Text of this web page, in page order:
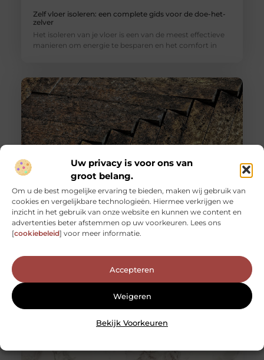
Uw privacy is voor ons van
groot belang.
Om u de best mogelijke ervaring te bieden, maken wij gebruik van
cookies en vergelijkbare technologieën. Hiermee verkrijgen we
inzicht in het gebruik van onze website en kunnen we content en
advertenties beter afstemmen op uw voorkeuren. Lees ons
[cookiebeleid] voor meer informatie.
Accepteren
Weigeren
Bekijk Voorkeuren
Zelf vloer isoleren: een complete gids voor de doe-het-
zelver
Het isoleren van je vloer is een van de meest effectieve
manieren om energie te besparen en het comfort in
Een stijlvolle vloer op een budget: de schoonheid van
houten visgraat vloeren
Je huis renoveren of opnieuw inrichten kan een
spannende, zij het soms ook overweldigende taak zijn.